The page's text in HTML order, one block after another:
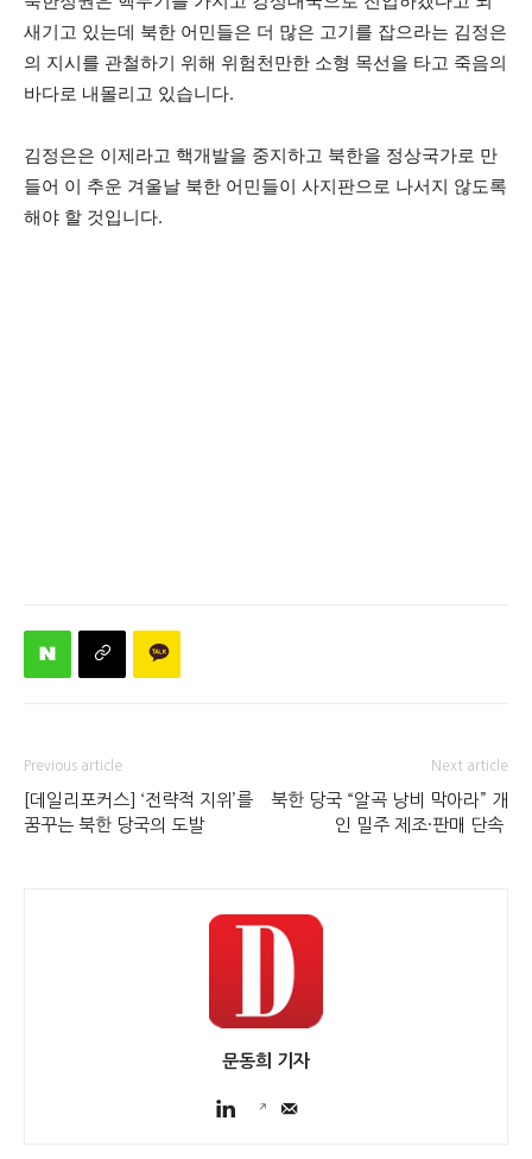
새기고 있는데 북한 어민들은 더 많은 고기를 잡으라는 김정은
의 지시를 관철하기 위해 위험천만한 소형 목선을 타고 죽음의
바다로 내몰리고 있습니다.
김정은은 이제라고 핵개발을 중지하고 북한을 정상국가로 만
들어 이 추운 겨울날 북한 어민들이 사지판으로 나서지 않도록
해야 할 것입니다.
Previous article
[데일리포커스] ‘전략적 지위’를
꿈꾸는 북한 당국의 도발
Next article
북한 당국 “알곡 낭비 막아라” 개
인 밀주 제조·판매 단속
문동희 기자